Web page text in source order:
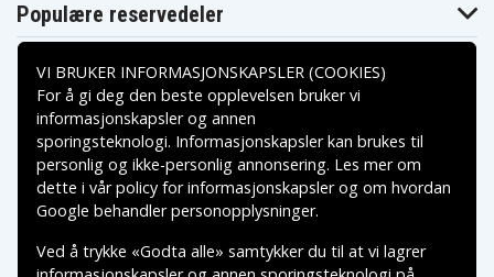
Populære reservedeler
Betalingsalternativer
Leveringsalternativer
VI BRUKER INFORMASJONSKAPSLER (COOKIES)
For å gi deg den beste opplevelsen bruker vi
informasjonskapsler og annen
sporingsteknologi. Informasjonskapsler kan brukes til
personlig og ikke-personlig annonsering. Les mer om
dette i vårpolicy for informasjonskapslerog om hvordan
Google behandler personopplysninger.
Ved å trykke «Godta alle» samtykker du til at vi lagrer